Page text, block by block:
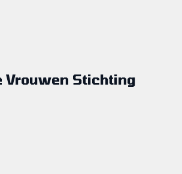
Vrouwen Stichting